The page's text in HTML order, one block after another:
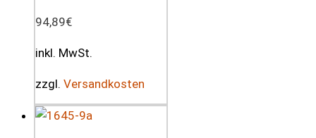
94,89€
inkl. MwSt.
zzgl. Versandkosten